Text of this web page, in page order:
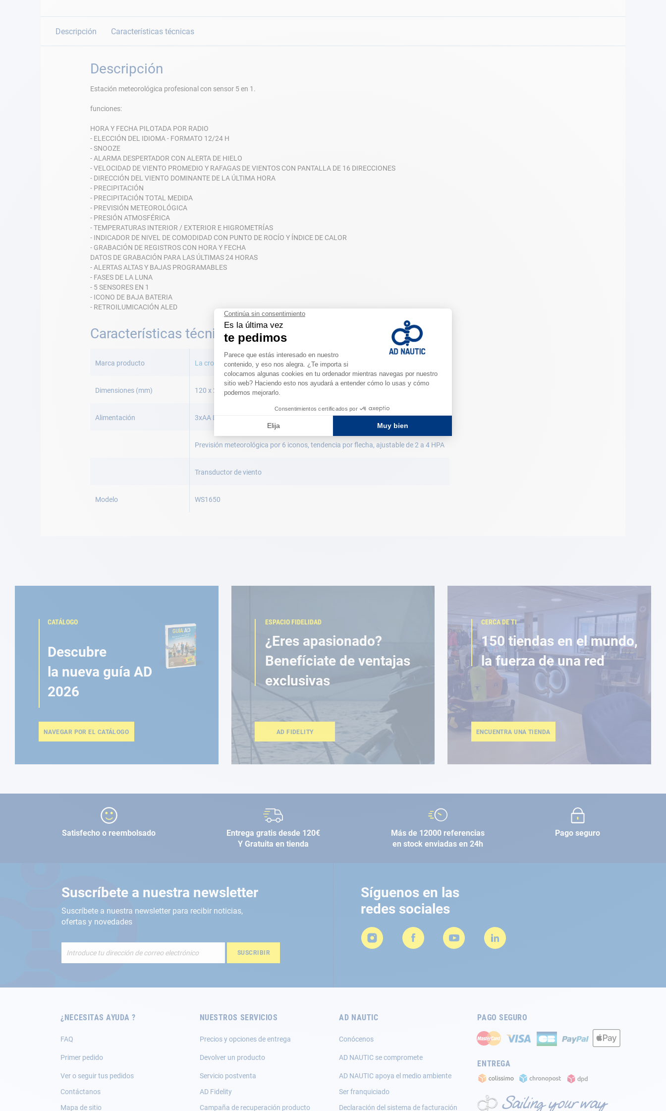
Descripción Características técnicas
Descripción
Estación meteorológica profesional con sensor 5 en 1.
funciones:
HORA Y FECHA PILOTADA POR RADIO
- ELECCIÓN DEL IDIOMA - FORMATO 12/24 H
- SNOOZE
- ALARMA DESPERTADOR CON ALERTA DE HIELO
- VELOCIDAD DE VIENTO PROMEDIO Y RAFAGAS DE VIENTOS CON PANTALLA DE 16 DIRECCIONES
- DIRECCIÓN DEL VIENTO DOMINANTE DE LA ÚLTIMA HORA
- PRECIPITACIÓN
- PRECIPITACIÓN TOTAL MEDIDA
- PREVISIÓN METEOROLÓGICA
- PRESIÓN ATMOSFÉRICA
- TEMPERATURAS INTERIOR / EXTERIOR E HIGROMETRÍAS
- INDICADOR DE NIVEL DE COMODIDAD CON PUNTO DE ROCÍO Y ÍNDICE DE CALOR
- GRABACIÓN DE REGISTROS CON HORA Y FECHA
DATOS DE GRABACIÓN PARA LAS ÚLTIMAS 24 HORAS
- ALERTAS ALTAS Y BAJAS PROGRAMABLES
- FASES DE LA LUNA
- 5 SENSORES EN 1
- ICONO DE BAJA BATERIA
- RETROILUMICACIÓN ALED
Características técnicas
Información
Marca producto La crosse technology
Dimensiones (mm) 120 x 22 x 190 mm
Alimentación 3xAA LR6 1.5V
Previsión meteorológica por 6 iconos, tendencia por flecha, ajustable de 2 a 4 HPA
Transductor de viento
Modelo WS1650
CATÁLOGO
Descubre
la nueva guía AD
2026
NAVEGAR POR EL CATÁLOGO
ESPACIO FIDELIDAD
¿Eres apasionado?
Benefíciate de ventajas
exclusivas
AD FIDELITY
CERCA DE TI
150 tiendas en el mundo,
la fuerza de una red
ENCUENTRA UNA TIENDA
Satisfecho o reembolsado
Entrega gratis desde 120€
Y Gratuita en tienda
Más de 12000 referencias
en stock enviadas en 24h
Pago seguro
Suscríbete a nuestra newsletter
Suscríbete a nuestra newsletter para recibir noticias,
ofertas y novedades
de
SUSCRIBIR
Síguenos en las
redes sociales
¿NECESITAS AYUDA ?
FAQ
Primer pedido
Ver o seguir tus pedidos
Contáctanos
Mapa de sitio
NUESTROS SERVICIOS
Precios y opciones de entrega
Devolver un producto
Servicio postventa
AD Fidelity
Campaña de recuperación producto
AD NAUTIC
Conócenos
AD NAUTIC se compromete
AD NAUTIC apoya el medio ambiente
Ser franquiciado
Declaración del sistema de facturación
PAGO SEGURO
ENTREGA